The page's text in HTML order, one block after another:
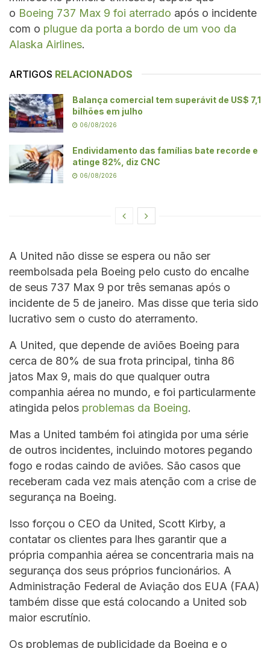
o Boeing 737 Max 9 foi aterrado após o incidente
com o plugue da porta a bordo de um voo da
Alaska Airlines.
ARTIGOS RELACIONADOS
Balança comercial tem superávit de US$ 7,1
bilhões em julho
06/08/2026
Endividamento das famílias bate recorde e
atinge 82%, diz CNC
06/08/2026
A United não disse se espera ou não ser
reembolsada pela Boeing pelo custo do encalhe
de seus 737 Max 9 por três semanas após o
incidente de 5 de janeiro. Mas disse que teria sido
lucrativo sem o custo do aterramento.
A United, que depende de aviões Boeing para
cerca de 80% de sua frota principal, tinha 86
jatos Max 9, mais do que qualquer outra
companhia aérea no mundo, e foi particularmente
atingida pelos problemas da Boeing.
Mas a United também foi atingida por uma série
de outros incidentes, incluindo motores pegando
fogo e rodas caindo de aviões. São casos que
receberam cada vez mais atenção com a crise de
segurança na Boeing.
Isso forçou o CEO da United, Scott Kirby, a
contatar os clientes para lhes garantir que a
própria companhia aérea se concentraria mais na
segurança dos seus próprios funcionários. A
Administração Federal de Aviação dos EUA (FAA)
também disse que está colocando a United sob
maior escrutínio.
Os problemas de publicidade da Boeing e o